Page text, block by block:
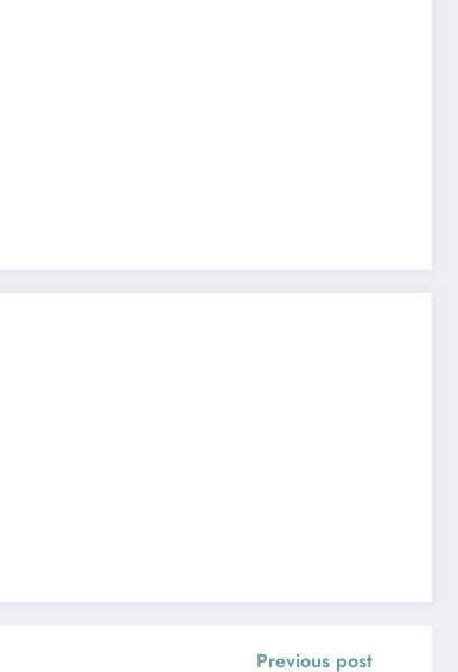
Previous post